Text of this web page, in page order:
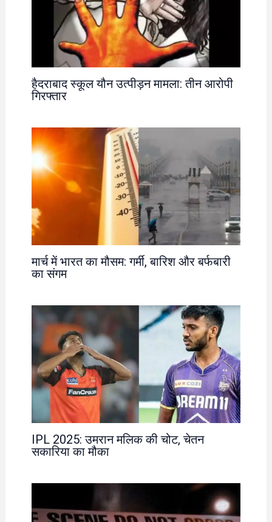
हैदराबाद स्कूल यौन उत्पीड़न मामला: तीन आरोपी
गिरफ्तार
मार्च में भारत का मौसम: गर्मी, बारिश और बर्फबारी
का संगम
IPL 2025: उमरान मलिक की चोट, चेतन
सकारिया का मौका